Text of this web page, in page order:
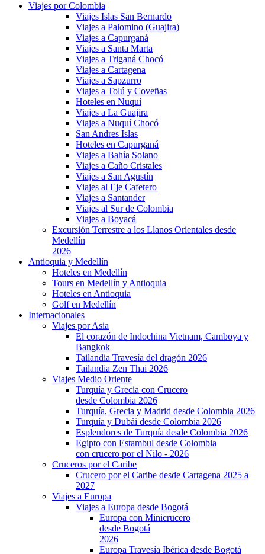
Viajes por Colombia
Viajes Islas San Bernardo
Viajes a Palomino (Guajira)
Viajes a Capurganá
Viajes a Santa Marta
Viajes a Triganá Chocó
Viajes a Cartagena
Viajes a Sapzurro
Viajes a Tolú y Coveñas
Hoteles en Nuquí
Viajes a La Guajira
Viajes a Nuquí Chocó
San Andres Islas
Hoteles en Capurganá
Viajes a Bahía Solano
Viajes a Caño Cristales
Viajes a San Agustín
Viajes al Eje Cafetero
Viajes a Santander
Viajes al Sur de Colombia
Viajes a Boyacá
Excursión Terrestre a los Llanos Orientales desde
Medellín
2026
Antioquia y Medellín
Hoteles en Medellín
Tours en Medellín y Antioquia
Hoteles en Antioquia
Golf en Medellín
Internacionales
Viajes por Asia
El corazón de Indochina Vietnam, Camboya y
Bangkok
Tailandia Travesía del dragón 2026
Tailandia Zen Thai 2026
Viajes Medio Oriente
Turquía y Grecia con Crucero
desde Colombia 2026
Turquía, Grecia y Madrid desde Colombia 2026
Turquía y Dubái desde Colombia 2026
Esplendores de Turquía desde Colombia 2026
Egipto con Estambul desde Colombia
con crucero por el Nilo - 2026
Cruceros por el Caribe
Crucero por el Caribe desde Cartagena 2025 a
2027
Viajes a Europa
Viajes a Europa desde Bogotá
Europa con Minicrucero
desde Bogotá
2026
Europa Travesía Ibérica desde Bogotá